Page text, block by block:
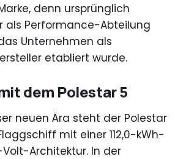
denn ursprünglich
als Performance-Abteilung
Unternehmen als
etabliert wurde.
dem Polestar 5
neuen Ära steht der Polestar
mit einer 112,0-kWh-
Architektur. In der